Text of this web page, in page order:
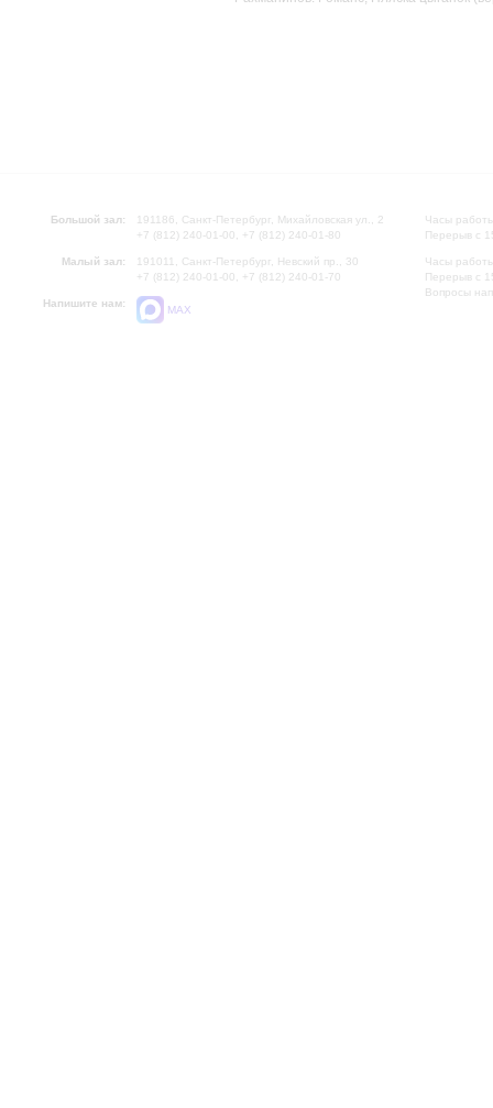
Большой зал:
191186, Санкт-Петербург, Михайловская ул., 2
+7 (812) 240-01-00, +7 (812) 240-01-80
Малый зал:
191011, Санкт-Петербург, Невский пр., 30
+7 (812) 240-01-00, +7 (812) 240-01-70
Напишите нам:
MAX
Часы
Перерыв с
Часы
Перерыв с
Вопросы